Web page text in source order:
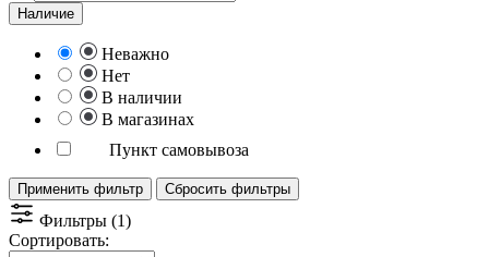
Наличие
Неважно
Нет
В наличии
В магазинах
Пункт самовывоза
Применить фильтр Сбросить фильтры
Фильтры (1)
Сортировать: